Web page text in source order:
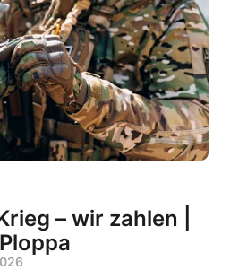
– wir zahlen |